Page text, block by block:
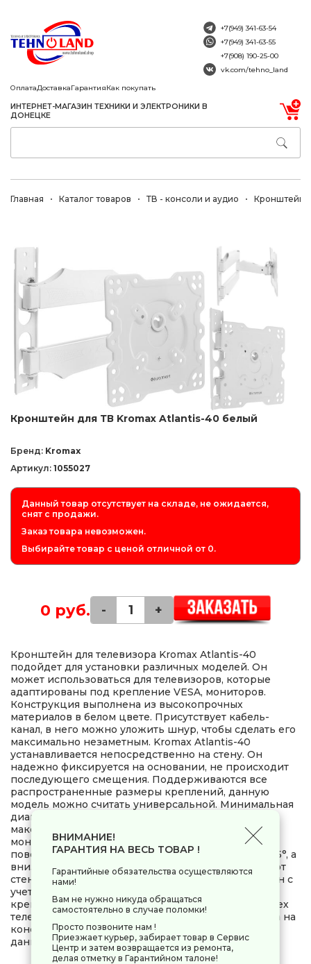
ОплатаДоставкаГарантияКак покупать
ИНТЕРНЕТ-МАГАЗИН ТЕХНИКИ И ЭЛЕКТРОНИКИ В
ДОНЕЦКЕ
+7(949) 341-63-54
+7(949) 341-63-55
+7(908) 190-25-00
vk.com/tehno_land
Главная Каталог товаров ТВ - консоли и аудио Кронштейны
Кронштейн для ТВ Kromax Atlantis-40 белый
Бренд: Kromax
Артикул: 1055027
Данный товар отсутствует на складе, не ожидается,
снят с продажи.
Заказ товара невозможен.
Выбирайте товар с ценой отличной от 0.
0 руб. - +
Кронштейн для телевизора Kromax Atlantis-40
подойдет для установки различных моделей. Он
может использоваться для телевизоров, которые
адаптированы под крепление VESA, мониторов.
Конструкция выполнена из высокопрочных
материалов в белом цвете. Присутствует кабель-
канал, в него можно уложить шнур, чтобы сделать его
максимально незаметным. Kromax Atlantis-40
устанавливается непосредственно на стену. Он
надежно фиксируется на основании, не происходит
последующего смещения. Поддерживаются все
распространенные размеры креплений, данную
модель можно считать универсальной. Минимальная
диагональ устанавливаемого экрана – 22 дюйма,
максимальная – 65. Вы сможете легко выполнить
монтаж техники на данном кронштейне. Угол
поворота – 180°. Отклонение вверх возможно на +5°, а
вниз – на -15°. Можно отрегулировать расстояние от
стены, тем самым максимально адаптировать экран с
учетом своих пожеланий. Это качественное
крепление, которое подойдет практически для всех
телевизоров и мониторов. Максимальная нагрузка на
конструкцию может составлять 40 кг, учитывайте
данный параметр при установке.
ВНИМАНИЕ!
ГАРАНТИЯ НА ВЕСЬ ТОВАР !
Гарантийные обязательства осуществляются
нами!
Вам не нужно никуда обращаться
самостоятельно в случае поломки!
Просто позвоните нам !
Приезжает курьер, забирает товар в Сервис
Центр и затем возвращается из ремонта,
делая отметку в Гарантийном талоне!